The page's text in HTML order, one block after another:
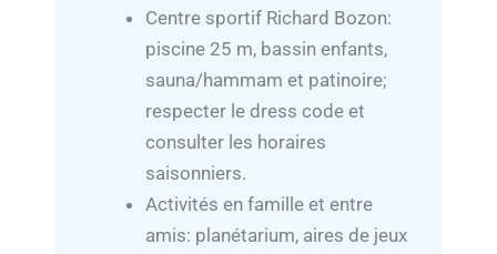
Centre sportif Richard Bozon:
piscine 25 m, bassin enfants,
sauna/hammam et patinoire;
respecter le dress code et
consulter les horaires
saisonniers.
Activités en famille et entre
amis: planétarium, aires de jeux